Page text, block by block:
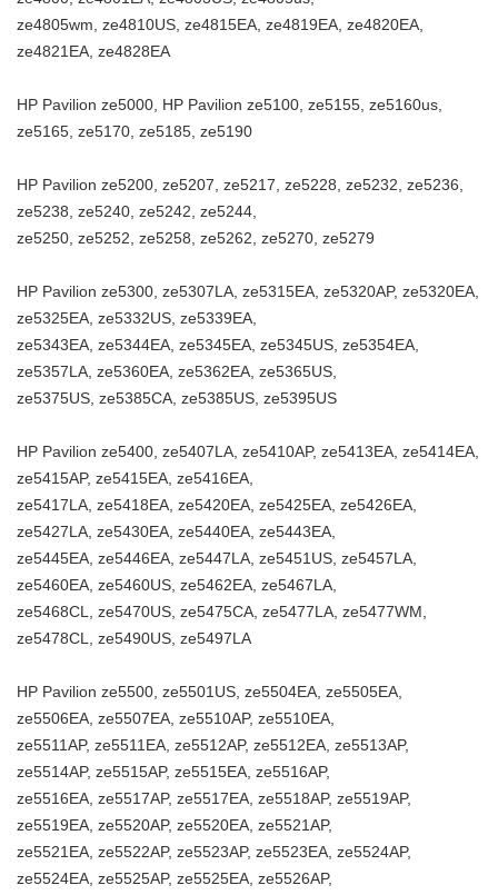
ze4805wm, ze4810US, ze4815EA, ze4819EA, ze4820EA,
ze4821EA, ze4828EA
HP Pavilion ze5000, HP Pavilion ze5100, ze5155, ze5160us,
ze5165, ze5170, ze5185, ze5190
HP Pavilion ze5200, ze5207, ze5217, ze5228, ze5232, ze5236,
ze5238, ze5240, ze5242, ze5244,
ze5250, ze5252, ze5258, ze5262, ze5270, ze5279
HP Pavilion ze5300, ze5307LA, ze5315EA, ze5320AP, ze5320EA,
ze5325EA, ze5332US, ze5339EA,
ze5343EA, ze5344EA, ze5345EA, ze5345US, ze5354EA,
ze5357LA, ze5360EA, ze5362EA, ze5365US,
ze5375US, ze5385CA, ze5385US, ze5395US
HP Pavilion ze5400, ze5407LA, ze5410AP, ze5413EA, ze5414EA,
ze5415AP, ze5415EA, ze5416EA,
ze5417LA, ze5418EA, ze5420EA, ze5425EA, ze5426EA,
ze5427LA, ze5430EA, ze5440EA, ze5443EA,
ze5445EA, ze5446EA, ze5447LA, ze5451US, ze5457LA,
ze5460EA, ze5460US, ze5462EA, ze5467LA,
ze5468CL, ze5470US, ze5475CA, ze5477LA, ze5477WM,
ze5478CL, ze5490US, ze5497LA
HP Pavilion ze5500, ze5501US, ze5504EA, ze5505EA,
ze5506EA, ze5507EA, ze5510AP, ze5510EA,
ze5511AP, ze5511EA, ze5512AP, ze5512EA, ze5513AP,
ze5514AP, ze5515AP, ze5515EA, ze5516AP,
ze5516EA, ze5517AP, ze5517EA, ze5518AP, ze5519AP,
ze5519EA, ze5520AP, ze5520EA, ze5521AP,
ze5521EA, ze5522AP, ze5523AP, ze5523EA, ze5524AP,
ze5524EA, ze5525AP, ze5525EA, ze5526AP,